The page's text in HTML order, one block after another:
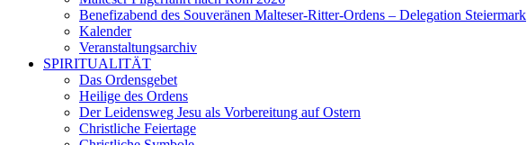
Benefizabend des Souveränen Malteser-Ritter-Ordens – Delegation Steiermark
Kalender
Veranstaltungsarchiv
SPIRITUALITÄT
Das Ordensgebet
Heilige des Ordens
Der Leidensweg Jesu als Vorbereitung auf Ostern
Christliche Feiertage